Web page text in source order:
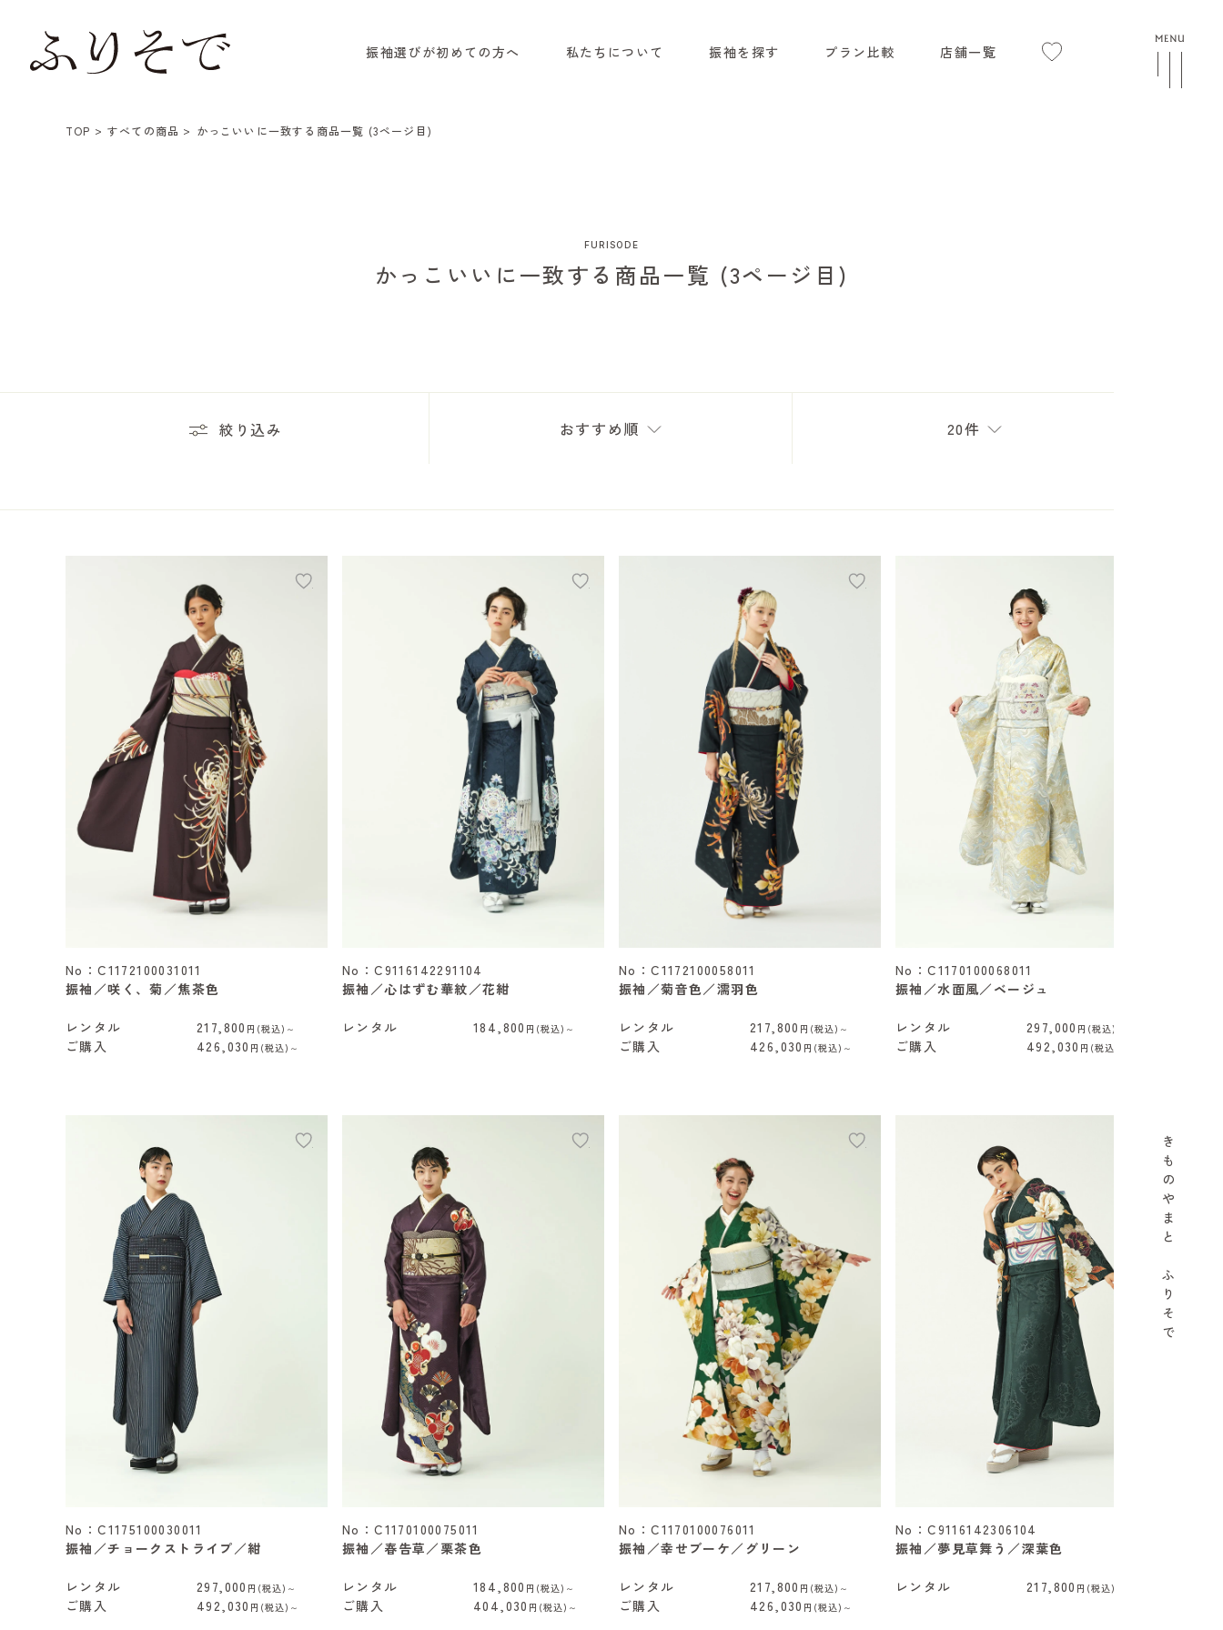
振袖選びが初めての方へ 私たちについて 振袖を探す プラン比較 店舗一覧
き
も
の
や
ま
と
ふ
り
そ
で
TOP すべての商品 かっこいいに一致する商品一覧 (3ページ目)
FURISODE
かっこいいに一致する商品一覧 (3ページ目)
絞り込み おすすめ順 20件
No：C1172100031011
振袖／咲く、菊／焦茶色
レンタル 217,800 円(税込)～
ご購入 426,030 円(税込)～
No：C9116142291104
振袖／心はずむ華紋／花紺
レンタル 184,800 円(税込)～
No：C1172100058011
振袖／菊音色／濡羽色
レンタル 217,800 円(税込)～
ご購入 426,030 円(税込)～
No：C1170100068011
振袖／水面風／ベージュ
レンタル 297,000 円(税込)～
ご購入 492,030 円(税込)～
No：C1175100030011
振袖／チョークストライプ／紺
レンタル 297,000 円(税込)～
ご購入 492,030 円(税込)～
No：C1170100075011
振袖／春告草／栗茶色
レンタル 184,800 円(税込)～
ご購入 404,030 円(税込)～
No：C1170100076011
振袖／幸せブーケ／グリーン
レンタル 217,800 円(税込)～
ご購入 426,030 円(税込)～
No：C9116142306104
振袖／夢見草舞う／深葉色
レンタル 217,800 円(税込)～
add